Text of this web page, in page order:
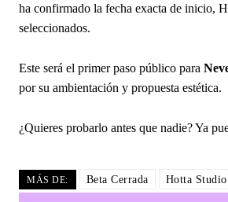
ha confirmado la fecha exacta de inicio,
seleccionados.
Este será el primer paso público para
por su ambientación y propuesta estética.
¿Quieres probarlo antes que nadie? Ya
MÁS DE: Beta Cerrada Hotta Studio